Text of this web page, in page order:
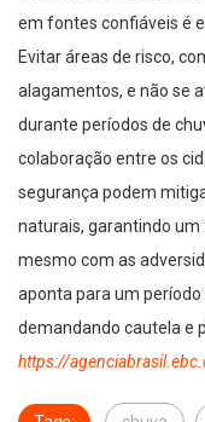
em fontes confiáveis é
Evitar áreas de risco,
alagamentos, e não se
durante períodos de
colaboração entre os
segurança podem
naturais, garantindo
mesmo com as
aponta para um
demandando cautela e
https://